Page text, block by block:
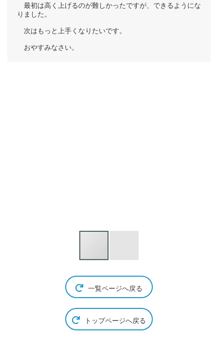
最初は高く上げるのが難しかったですが、できるようにな
りました。
次はもっと上手くなりたいです。
おやすみなさい。
一覧ページへ戻る
トップページへ戻る